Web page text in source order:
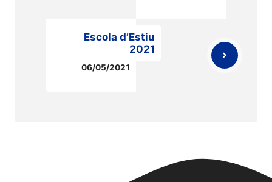
Escola d’Estiu
2021
06/05/2021